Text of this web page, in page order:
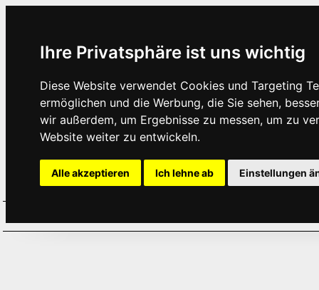
Ihre Privatsphäre ist uns wichtig
Diese Website verwendet Cookies und Targeting
ermöglichen und die Werbung, die Sie sehen,
wir außerdem, um Ergebnisse zu messen, um zu
Website weiter zu entwickeln.
Alle akzeptieren Ich lehne ab Einstellungen